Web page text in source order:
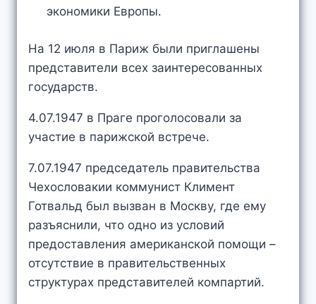
экономики Европы.
На 12 июля в Париж были приглашены
представители всех заинтересованных
государств.
4.07.1947 в Праге проголосовали за
участие в парижской встрече.
7.07.1947 председатель правительства
Чехословакии коммунист Климент
Готвальд был вызван в Москву, где ему
разъяснили, что одно из условий
предоставления американской помощи –
отсутствие в правительственных
структурах представителей компартий.